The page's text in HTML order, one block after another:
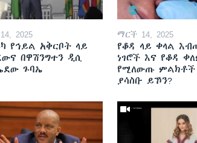
2025
የኅይል አቅርቦት ላይ
በዋሽንግተን ዲሲ
ጉባኤ
ማርች 14, 2025
የቆዳ ላይ ቀላል
ነገሮች እና የቆዳ
የሚለውጡ ምልክቶች
ያሳስቡ ይኾን?